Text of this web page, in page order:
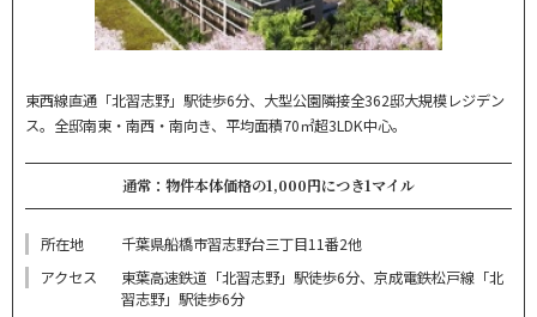
東西線直通「北習志野」駅徒歩6分、大型公園隣接全362邸大規模レジデン
ス。全邸南東・南西・南向き、平均面積70㎡超3LDK中心。
通常：物件本体価格の1,000円につき1マイル
所在地
千葉県船橋市習志野台三丁目11番2他
アクセス
東葉高速鉄道「北習志野」駅徒歩6分、京成電鉄松戸線「北
習志野」駅徒歩6分